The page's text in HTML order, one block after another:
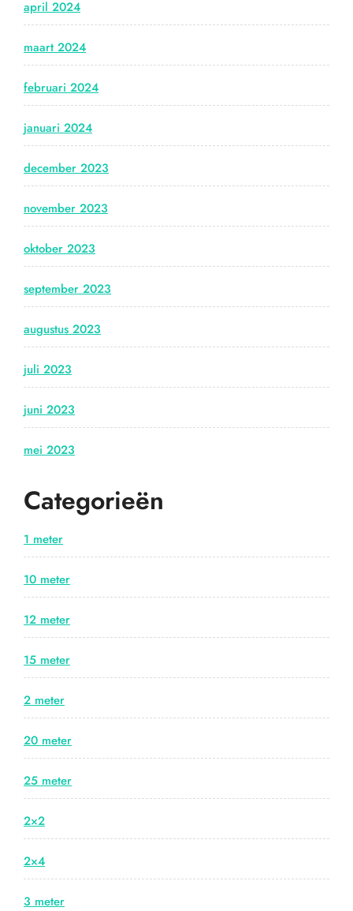
april 2024
maart 2024
februari 2024
januari 2024
december 2023
november 2023
oktober 2023
september 2023
augustus 2023
juli 2023
juni 2023
mei 2023
Categorieën
1 meter
10 meter
12 meter
15 meter
2 meter
20 meter
25 meter
2×2
2×4
3 meter